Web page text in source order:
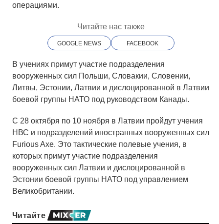
операциями.
Читайте нас также
GOOGLE NEWS FACEBOOK
В учениях примут участие подразделения
вооруженных сил Польши, Словакии, Словении,
Литвы, Эстонии, Латвии и дислоцированной в Латвии
боевой группы НАТО под руководством Канады.
С 28 октября по 10 ноября в Латвии пройдут учения
НВС и подразделений иностранных вооруженных сил
Furious Axe. Это тактические полевые учения, в
которых примут участие подразделения
вооруженных сил Латвии и дислоцированной в
Эстонии боевой группы НАТО под управлением
Великобритании.
Читайте